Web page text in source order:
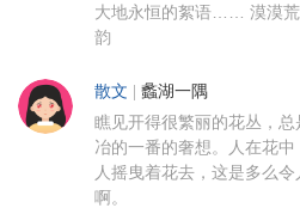
大地永恒的絮语…… 漠漠
韵
散文 蠡湖一隅
瞧见开得很繁丽的花丛，
冶的一番的奢想。人在花中
人摇曳着花去，这是多么
啊。